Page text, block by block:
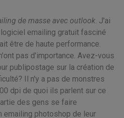
de masse avec outlook. J'ai
emailing gratuit fasciné
être de haute performance.
pas d'importance. Avez-vous
publipostage sur la création de
Il n'y a pas de monstres
dpi de quoi ils parlent sur ce
des gens se faire
emailing photoshop de leur